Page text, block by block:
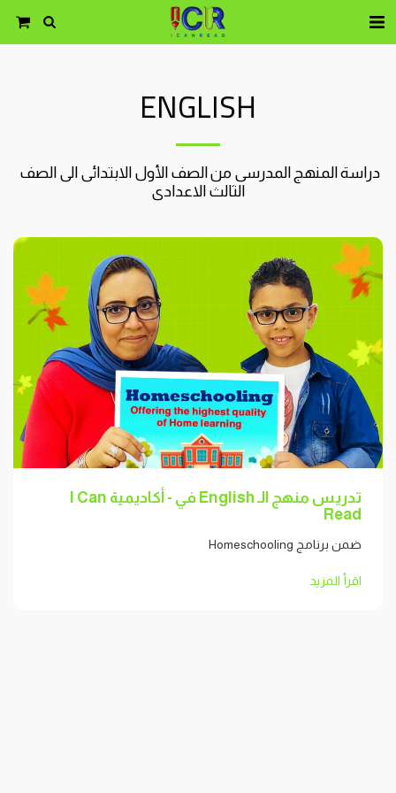
ENGLISH
الثالث الاعدادى
تدريس منهج الـ English في - أكاديمية I Can
Read
ضمن برنامج Homeschooling
اقرأ المزيد